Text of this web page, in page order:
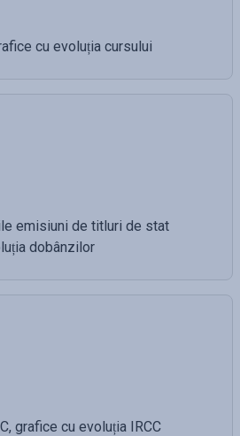
cu evoluția cursului
emisiuni de titluri de stat
dobânzilor
grafice cu evoluția IRCC